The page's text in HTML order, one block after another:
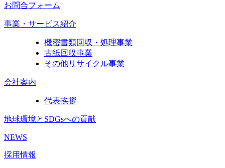
お問合フォーム
事業・サービス紹介
機密書類回収・処理事業
古紙回収事業
その他リサイクル事業
会社案内
代表挨拶
地球環境とSDGsへの貢献
NEWS
採用情報